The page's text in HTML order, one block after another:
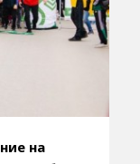
на